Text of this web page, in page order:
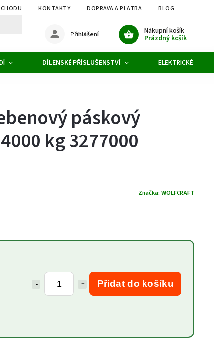
KONTAKTY DOPRAVA A PLATBA BLOG
Nákupní košík
Prázdný košík
Přihlášení
DÍLENSKÉ PŘÍSLUŠENSTVÍ ELEKTRICKÉ
Přidat do košíku
páskový
kg 3277000
Značka: WOLFCRAFT